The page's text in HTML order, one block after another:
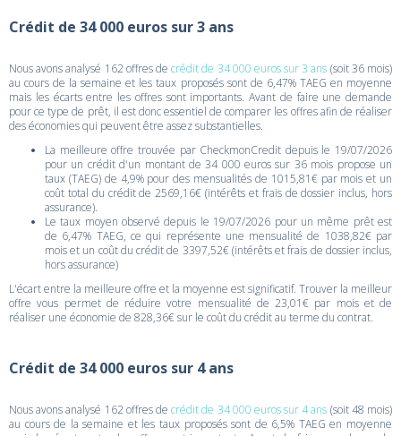
Crédit de 34 000 euros sur 3 ans
Nous avons analysé 162 offres decrédit de 34 000 euros sur 3 ans (soit 36 mois)
au cours de la semaine et les taux proposés sont de 6,47% TAEG en moyenne
mais les écarts entre les offres sont importants. Avant de faire une demande
pour ce type de prêt, il est donc essentiel de comparer les offres afin de réaliser
des économies qui peuvent être assez substantielles.
La meilleure offre trouvée par CheckmonCredit depuis le 19/07/2026
pour un crédit d'un montant de 34 000 euros sur 36 mois propose un
taux (TAEG) de 4,9% pour des mensualités de 1015,81€ par mois et un
coût total du crédit de 2569,16€ (intérêts et frais de dossier inclus, hors
assurance).
Le taux moyen observé depuis le 19/07/2026 pour un même prêt est
de 6,47% TAEG, ce qui représente une mensualité de 1038,82€ par
mois et un coût du crédit de 3397,52€ (intérêts et frais de dossier inclus,
hors assurance)
L'écart entre la meilleure offre et la moyenne est significatif. Trouver la meilleur
offre vous permet de réduire votre mensualité de 23,01€ par mois et de
réaliser une économie de 828,36€ sur le coût du crédit au terme du contrat.
Crédit de 34 000 euros sur 4 ans
Nous avons analysé 162 offres decrédit de 34 000 euros sur 4 ans (soit 48 mois)
au cours de la semaine et les taux proposés sont de 6,5% TAEG en moyenne